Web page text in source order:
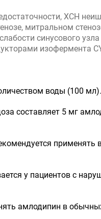
ХСН
митральном
синусового
изофермента
воды (100 мл).
составляет 5 мг
применять
у пациентов с
амлодипин в